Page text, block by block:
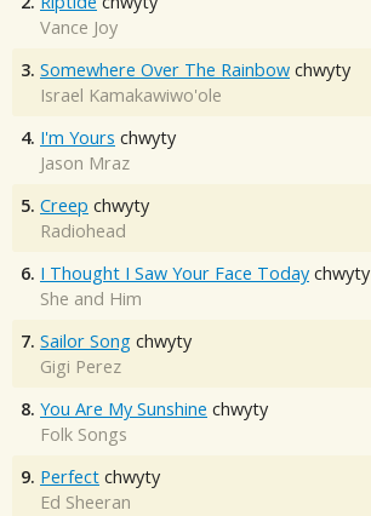
Vance Joy
3. Somewhere Over The Rainbow chwyty
Israel Kamakawiwo'ole
4. I'm Yours chwyty
Jason Mraz
5. Creep chwyty
Radiohead
6. I Thought I Saw Your Face Today chwyty
She and Him
7. Sailor Song chwyty
Gigi Perez
8. You Are My Sunshine chwyty
Folk Songs
9. Perfect chwyty
Ed Sheeran